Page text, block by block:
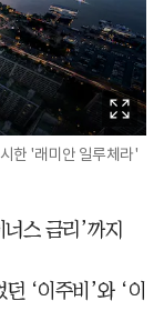
한 '래미안 일루체라'
스 금리’까지
‘이주비’와 ‘이